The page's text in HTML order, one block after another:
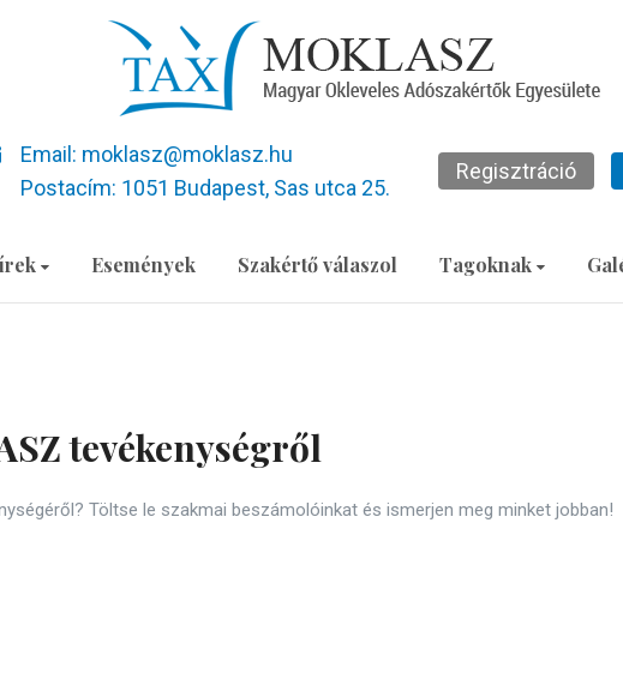
Email: moklasz@moklasz.hu
Postacím: 1051 Budapest, Sas utca 25.
Regisztráció
Események Szakértő válaszol Tagoknak
tevékenységről
Töltse le szakmai beszámolóinkat és ismerjen meg minket jobban!